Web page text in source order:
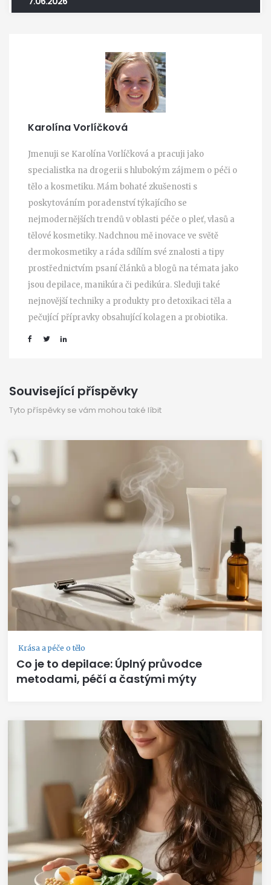
Karolína Vorlíčková
Jmenuji se Karolína Vorlíčková a pracuji jako
specialistka na drogerii s hlubokým zájmem o péči o
tělo a kosmetiku. Mám bohaté zkušenosti s
poskytováním poradenství týkajícího se
nejmodernějších trendů v oblasti péče o pleť, vlasů a
tělové kosmetiky. Nadchnou mě inovace ve světě
dermokosmetiky a ráda sdílím své znalosti a tipy
prostřednictvím psaní článků a blogů na témata jako
jsou depilace, manikúra či pedikúra. Sleduji také
nejnovější techniky a produkty pro detoxikaci těla a
pečující přípravky obsahující kolagen a probiotika.
Související příspěvky
Tyto příspěvky se vám mohou také líbit
Krása a péče o tělo
Co je to depilace: Úplný průvodce
metodami, péčí a častými mýty